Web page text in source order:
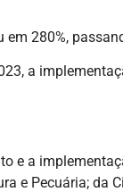
280%,
a
e a
e Pecuária; da